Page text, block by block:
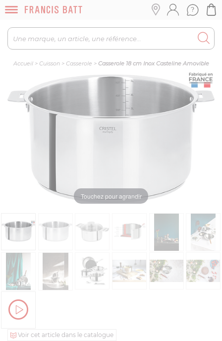
Accueil> Cuisson> Casserole > Casserole 18 cm Inox Casteline Amovible
Touchez pour agrandir
Voir cet article dans le catalogue